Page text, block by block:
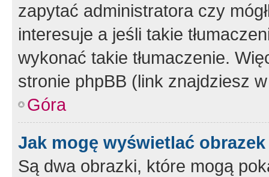
zapytać administratora czy
interesuje a jeśli takie
wykonać takie tłumaczenie.
stronie phpBB (link znajdziesz
Góra
Jak mogę wyświetlać
Są dwa obrazki, które mogą